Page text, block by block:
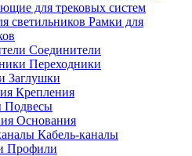
для трековых систем
Рамки для
Соединители
Переходники
Заглушки
Крепления
Подвесы
Основания
Кабель-каналы
Профили